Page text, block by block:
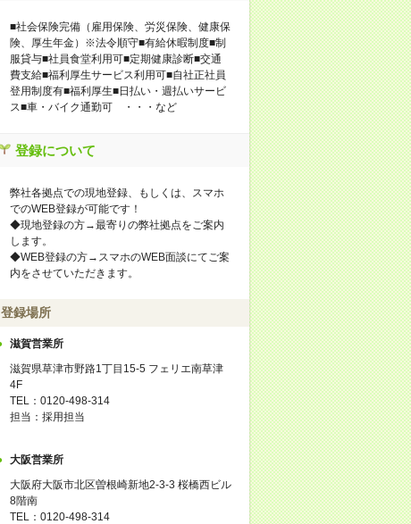
■社会保険完備（雇用保険、労災保険、健康保
険、厚生年金）※法令順守■有給休暇制度■制
服貸与■社員食堂利用可■定期健康診断■交通
費支給■福利厚生サービス利用可■自社正社員
登用制度有■福利厚生■日払い・週払いサービ
ス■車・バイク通勤可 ・・・など
登録について
弊社各拠点での現地登録、もしくは、スマホ
でのWEB登録が可能です！
◆現地登録の方→最寄りの弊社拠点をご案内
します。
◆WEB登録の方→スマホのWEB面談にてご案
内をさせていただきます。
登録場所
滋賀営業所
滋賀県草津市野路1丁目15-5 フェリエ南草津
4F
TEL：0120-498-314
担当：採用担当
大阪営業所
大阪府大阪市北区曽根崎新地2-3-3 桜橋西ビル
8階南
TEL：0120-498-314